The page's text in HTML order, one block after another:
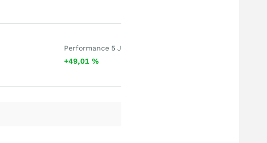
Performance 5 J
+49,01 %